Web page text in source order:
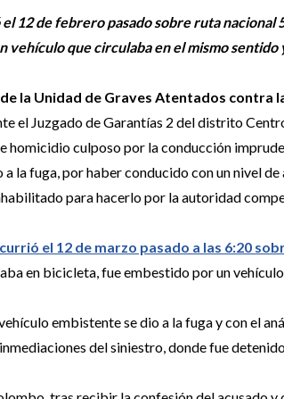
12 de febrero pasado sobre ruta nacional
vehículo que circulaba en el mismo
la Unidad de Graves Atentados contra
el Juzgado de Garantías 2 del distrito
homicidio culposo por la conducción
a la fuga, por haber conducido con un nivel
para hacerlo por la autoridad
el 12 de marzo pasado a las 6:20
en bicicleta, fue embestido por un
embistente se dio a la fuga y con el
del siniestro, donde fue